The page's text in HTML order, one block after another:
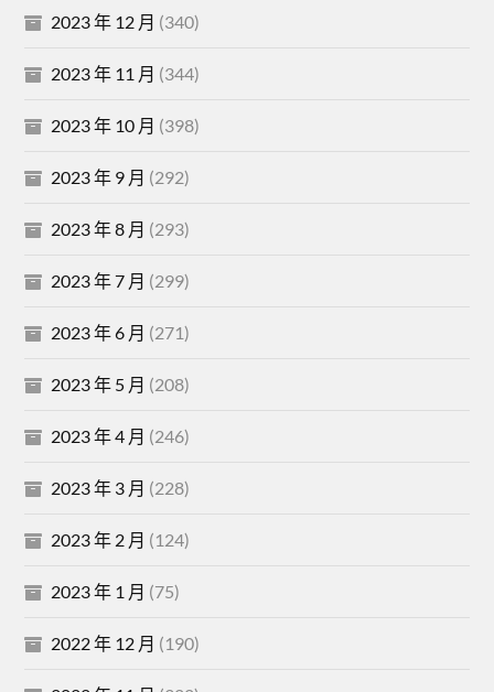
2023 年 12 月 (340)
2023 年 11 月 (344)
2023 年 10 月 (398)
2023 年 9 月 (292)
2023 年 8 月 (293)
2023 年 7 月 (299)
2023 年 6 月 (271)
2023 年 5 月 (208)
2023 年 4 月 (246)
2023 年 3 月 (228)
2023 年 2 月 (124)
2023 年 1 月 (75)
2022 年 12 月 (190)